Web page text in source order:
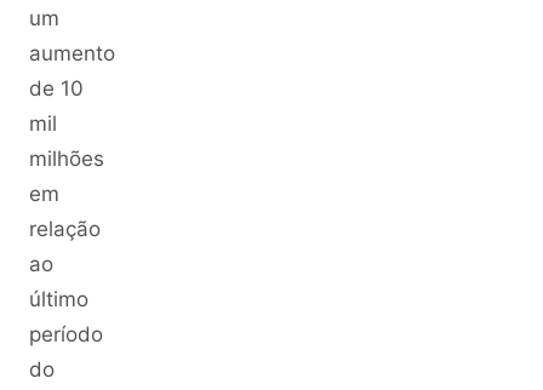
um
aumento
de 10
mil
milhões
em
relação
ao
último
período
do